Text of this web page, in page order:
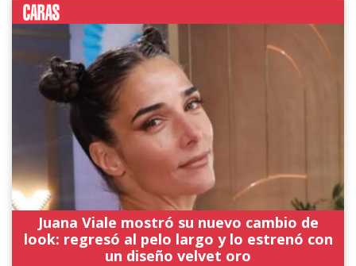
Juana Viale mostró su nuevo cambio de
look: regresó al pelo largo y lo estrenó con
un diseño velvet oro